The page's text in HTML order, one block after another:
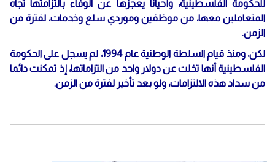
للحكومة الفلسطينية، وأحيانا يعجزها عن الوفاء بالتزامتها تجاه
المتعاملين معها، من موظفين وموردي سلع وخدمات، لفترة من
الزمن.
لكن، ومنذ قيام السلطة الوطنية عام 1994، لم يسجل على الحكومة
الفلسطينية أنها تخلت عن دولار واحد من التزاماتها، إذ تمكنت دائما
من سداد هذه الالتزامات، ولو بعد تأخير لفترة من الزمن.